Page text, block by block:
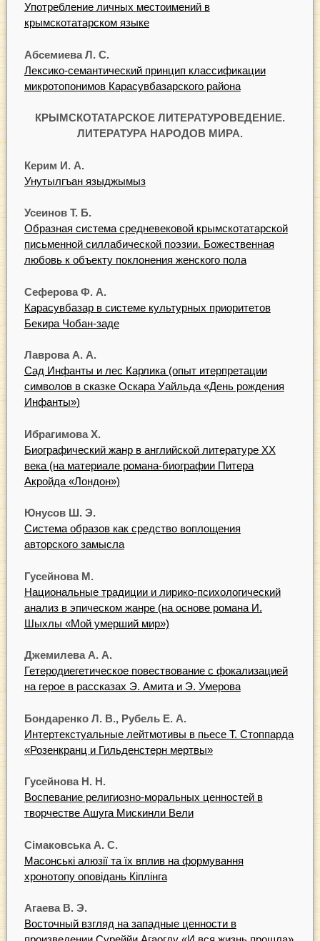
Употребление личных местоимений в
крымскотатарском языке
Абсемиева Л. С.
Лексико-семантический принцип классификации
микротопонимов Карасувбазарского района
КРЫМСКОТАТАРСКОЕ ЛИТЕРАТУРОВЕДЕНИЕ.
ЛИТЕРАТУРА НАРОДОВ МИРА.
Керим И. А.
Унутылгъан языджымыз
Усеинов Т. Б.
Образная система средневековой крымскотатарской
письменной силлабической поэзии. Божественная
любовь к объекту поклонения женского пола
Сеферова Ф. А.
Карасувбазар в системе культурных приоритетов
Бекира Чобан-заде
Лаврова А. А.
Сад Инфанты и лес Карлика (опыт итерпретации
символов в сказке Оскара Уайльда «День рождения
Инфанты»)
Ибрагимова Х.
Биографический жанр в английской литературе XX
века (на материале романа-биографии Питера
Акройда «Лондон»)
Юнусов Ш. Э.
Система образов как средство воплощения
авторского замысла
Гусейнова М.
Национальные традиции и лирико-психологический
анализ в эпическом жанре (на основе романа И.
Шыхлы «Мой умерший мир»)
Джемилева А. А.
Гетеродиегетическое повествование с фокализацией
на герое в рассказах Э. Амита и Э. Умерова
Бондаренко Л. В., Рубель Е. А.
Интертекстуальные лейтмотивы в пьесе Т. Стоппарда
«Розенкранц и Гильденстерн мертвы»
Гусейнова Н. Н.
Воспевание религиозно-моральных ценностей в
творчестве Ашуга Мискинли Вели
Сімаковська А. С.
Масонські алюзії та їх вплив на формування
хронотопу оповідань Кіплінга
Агаева В. Э.
Восточный взгляд на западные ценности в